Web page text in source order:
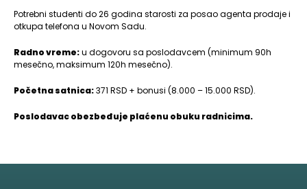
Potrebni studenti do 26 godina starosti za posao agenta prodaje i
otkupa telefona u Novom Sadu.
Radno vreme:u dogovoru sa poslodavcem (minimum 90h
mesečno, maksimum 120h mesečno).
Početna satnica:371 RSD + bonusi (8.000 – 15.000 RSD).
Poslodavac obezbeđuje plaćenu obuku radnicima.